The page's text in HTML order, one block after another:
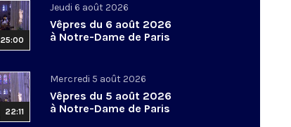
25:00
Jeudi 6 août 2026
Vêpres du 6 août 2026
à Notre-Dame de Paris
22:11
Mercredi 5 août 2026
Vêpres du 5 août 2026
à Notre-Dame de Paris